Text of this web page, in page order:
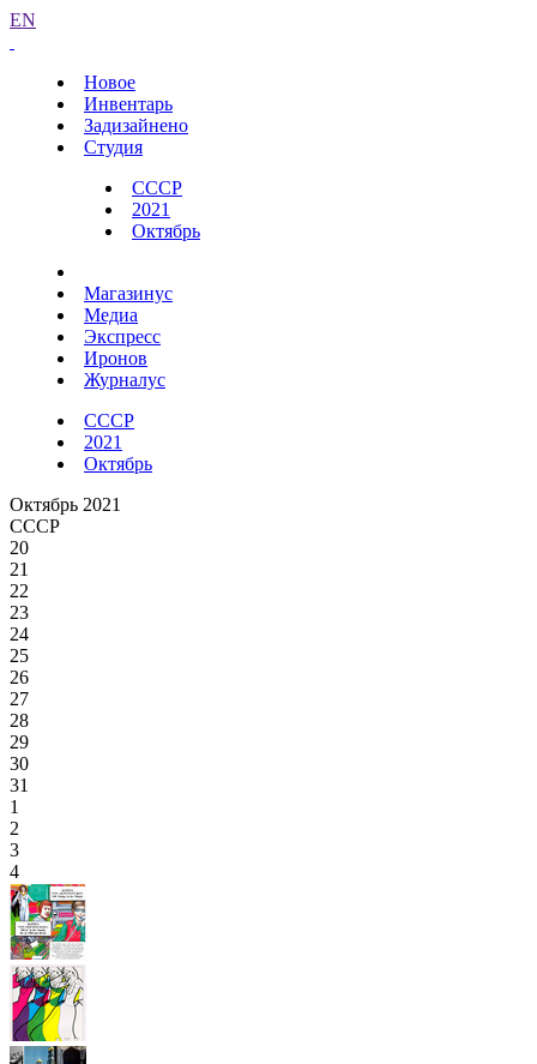
EN
Новое
Инвентарь
Задизайнено
Студия
СССР
2021
Октябрь
Магазинус
Медиа
Экспресс
Иронов
Журналус
СССР
2021
Октябрь
Октябрь 2021
СССР
20
21
22
23
24
25
26
27
28
29
30
31
1
2
3
4